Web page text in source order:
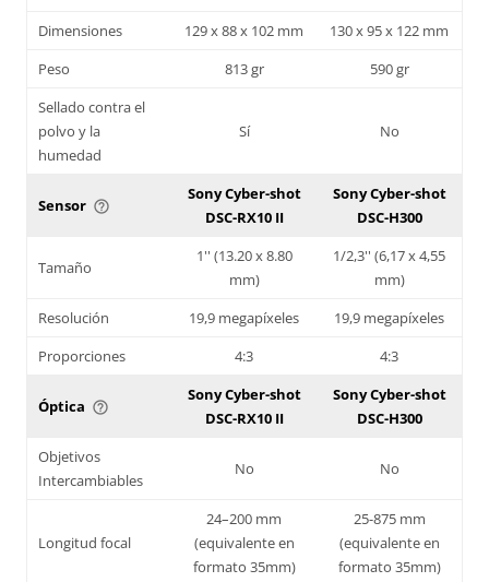
Dimensiones 129 x 88 x 102 mm
130 x 95 x 122 mm
Peso
813 gr
590 gr
Sellado contra el
polvo y la
humedad
Sí No
Sensor help_outline
Sony Cyber-shot
DSC-RX10 II
Sony Cyber-shot
DSC-H300
Tamaño
1'' (13.20 x 8.80
mm)
1/2,3'' (6,17 x 4,55
mm)
Resolución
19,9 megapíxeles
19,9 megapíxeles
Proporciones
4:3 4:3
Óptica help_outline
Sony Cyber-shot
DSC-RX10 II
Sony Cyber-shot
DSC-H300
Objetivos
Intercambiables
No No
Longitud focal
24–200 mm
(equivalente en
formato 35mm)
25-875 mm
(equivalente en
formato 35mm)